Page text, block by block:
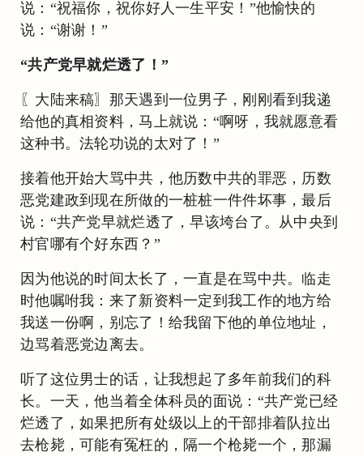
说：“祝福你，祝你好人一生平安！”他愉快的
说：“谢谢！”
“共产党早就烂透了！”
〖大陆来稿〗那天遇到一位男子，刚刚看到我递
给他的真相资料，马上就说：“啊呀，我就愿意看
这种书。法轮功说的太对了！”
接着他开始大骂中共，他历数中共的罪恶，历数
恶党建政到现在所做的一桩桩一件件坏事，最后
说：“共产党早就烂透了，早该垮台了。从中央到
村官哪有个好东西？”
因为他说的时间太长了，一直是在骂中共。临走
时他嘱咐我：来了新资料一定到我工作的地方给
我送一份啊，别忘了！给我留下他的单位地址，
边骂着恶党边离去。
听了这位男士的话，让我想起了多年前我们的科
长。一天，他当着全体科员的面说：“共产党已经
烂透了，如果把所有处级以上的干部排着队拉出
去枪毙，可能有冤枉的，隔一个枪毙一个，那漏